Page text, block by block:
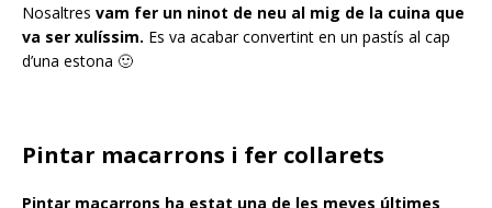
Nosaltres vam fer un ninot de neu al mig de la cuina que
va ser xulíssim. Es va acabar convertint en un pastís al cap
d’una estona 🙂
Pintar macarrons i fer collarets
Pintar macarrons ha estat una de les meves últimes